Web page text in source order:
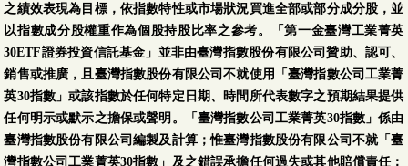
之績效表現為目標，依指數特性或市場狀況買進全部或部分成分股，並
以指數成分股權重作為個股持股比率之參考。「第一金臺灣工業菁英
30ETF證券投資信託基金」並非由臺灣指數股份有限公司贊助、認可、
銷售或推廣，且臺灣指數股份有限公司不就使用「臺灣指數公司工業菁
英30指數」或該指數於任何特定日期、時間所代表數字之預期結果提供
任何明示或默示之擔保或聲明。「臺灣指數公司工業菁英30指數」係由
臺灣指數股份有限公司編製及計算；惟臺灣指數股份有限公司不就「臺
灣指數公司工業菁英30指數」及之錯誤承擔任何過失或其他賠償責任；